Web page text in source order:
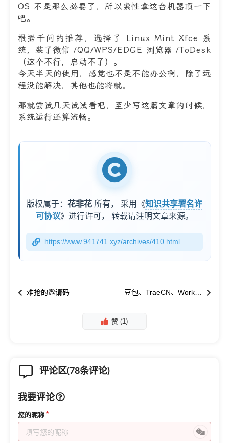
OS 不是那么必要了，所以索性拿这台机器顶一下
吧。
根据千问的推荐，选择了 Linux Mint Xfce 系
统，装了微信 /QQ/WPS/EDGE 浏览器 /ToDesk
（这个不行，启动不了）。
今天半天的使用，感觉也不是不能办公啊，除了远
程没能解决，其他也能将就。
那就尝试几天试试看吧，至少写这篇文章的时候，
系统运行还算流畅。
版权属于： 花非花 所有， 采用《知识共享署名许
可协议》进行许可， 转载请注明文章来源。
https://www.941741.xyz/archives/410.html
难抢的邀请码 豆包、TraeCN、WorkBuddy
赞 (1)
评论区(78条评论)
我要评论
您的昵称